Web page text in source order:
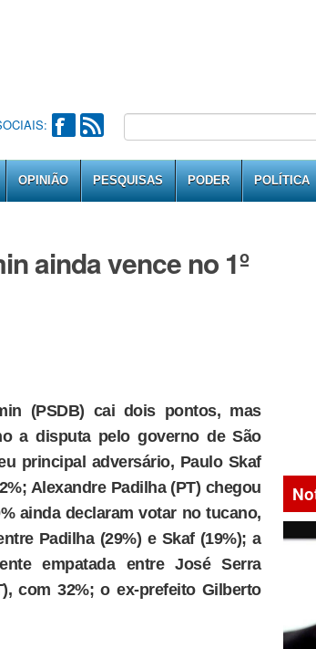
OPINIÃO PESQUISAS PODER POLÍTICA
ainda vence no 1º
(PSDB) cai dois pontos, mas
a disputa pelo governo de São
principal adversário, Paulo Skaf
Alexandre Padilha (PT) chegou
ainda declaram votar no tucano,
Padilha (29%) e Skaf (19%); a
empatada entre José Serra
com 32%; o ex-prefeito Gilberto